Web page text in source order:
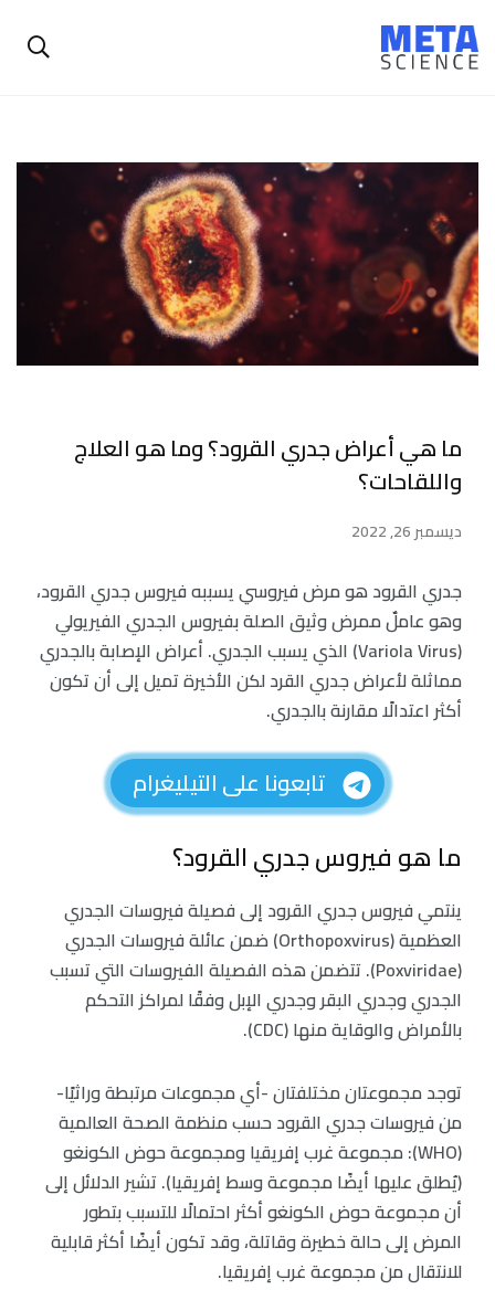
ما هي أعراض جدري القرود؟ وما هو العلاج
واللقاحات؟
ديسمبر 26, 2022
جدري القرود هو مرض فيروسي يسببه فيروس جدري القرود،
وهو عاملٌ ممرض وثيق الصلة بفيروس الجدري الفيريولي
(Variola Virus) الذي يسبب الجدري. أعراض الإصابة بالجدري
مماثلة لأعراض جدري القرد لكن الأخيرة تميل إلى أن تكون
أكثر اعتدالًا مقارنة بالجدري.
تابعونا على التيليغرام
ما هو فيروس جدري القرود؟
ينتمي فيروس جدري القرود إلى فصيلة فيروسات الجدري
العظمية (Orthopoxvirus) ضمن عائلة فيروسات الجدري
(Poxviridae). تتضمن هذه الفصيلة الفيروسات التي تسبب
الجدري وجدري البقر وجدري الإبل وفقًا لمراكز التحكم
بالأمراض والوقاية منها (CDC).
توجد مجموعتان مختلفتان -أي مجموعات مرتبطة وراثيًا-
من فيروسات جدري القرود حسب منظمة الصحة العالمية
(WHO): مجموعة غرب إفريقيا ومجموعة حوض الكونغو
(يُطلق عليها أيضًا مجموعة وسط إفريقيا). تشير الدلائل إلى
أن مجموعة حوض الكونغو أكثر احتمالًا للتسبب بتطور
المرض إلى حالة خطيرة وقاتلة، وقد تكون أيضًا أكثر قابلية
للانتقال من مجموعة غرب إفريقيا.